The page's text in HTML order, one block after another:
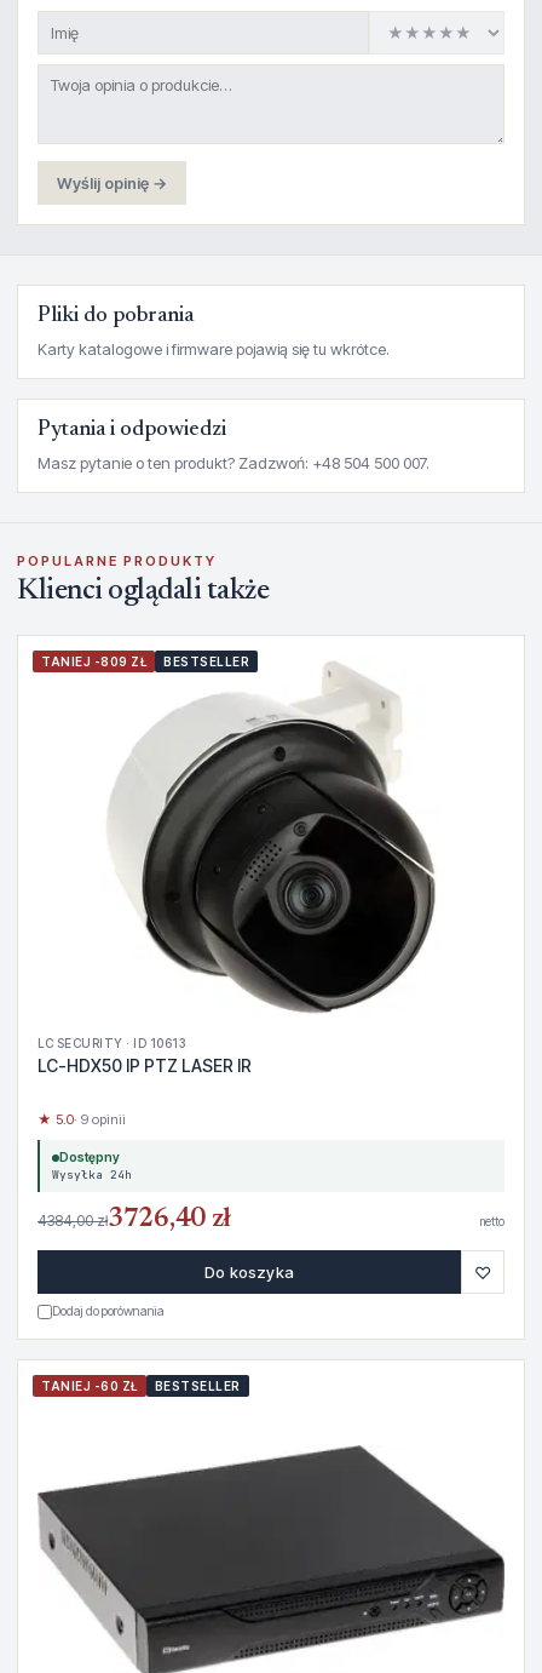
Wyślij opinię →
Pliki do pobrania
Karty katalogowe i firmware pojawią się tu wkrótce.
Pytania i odpowiedzi
Masz pytanie o ten produkt? Zadzwoń: +48 504 500 007.
POPULARNE PRODUKTY
Klienci oglądali także
TANIEJ -809 ZŁ BESTSELLER
LC SECURITY · ID 10613
LC-HDX50 IP PTZ LASER IR
★ 5.0· 9 opinii
Dostępny
Wysyłka 24h
4384,00 zł3726,40 zł netto
Do koszyka ♡
Dodaj do porównania
TANIEJ -60 ZŁ BESTSELLER